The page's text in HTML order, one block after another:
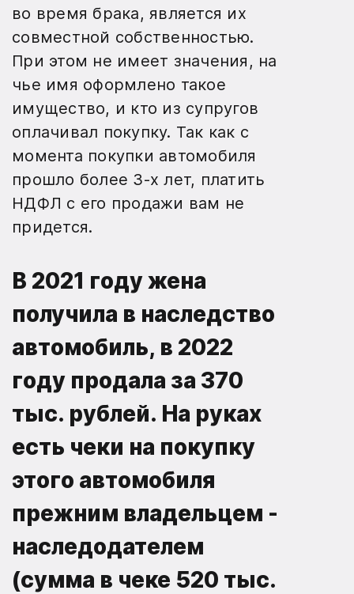
во время брака, является их
совместной собственностью.
При этом не имеет значения, на
чье имя оформлено такое
имущество, и кто из супругов
оплачивал покупку. Так как с
момента покупки автомобиля
прошло более 3-х лет, платить
НДФЛ с его продажи вам не
придется.
В 2021 году жена
получила в наследство
автомобиль, в 2022
году продала за 370
тыс. рублей. На руках
есть чеки на покупку
этого автомобиля
прежним владельцем -
наследодателем
(сумма в чеке 520 тыс.